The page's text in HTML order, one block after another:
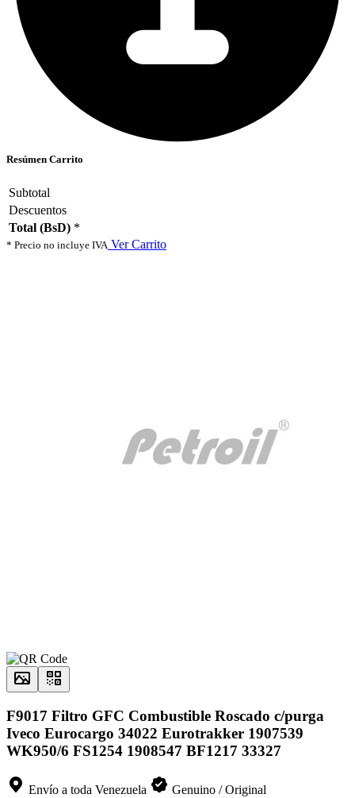
Resúmen Carrito
Subtotal
Descuentos
Total (BsD) *
* Precio no incluye IVA Ver Carrito
F9017 Filtro GFC Combustible Roscado c/purga
Iveco Eurocargo 34022 Eurotrakker 1907539
WK950/6 FS1254 1908547 BF1217 33327
Envío a toda Venezuela
Genuino / Original